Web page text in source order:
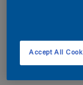
Accept All